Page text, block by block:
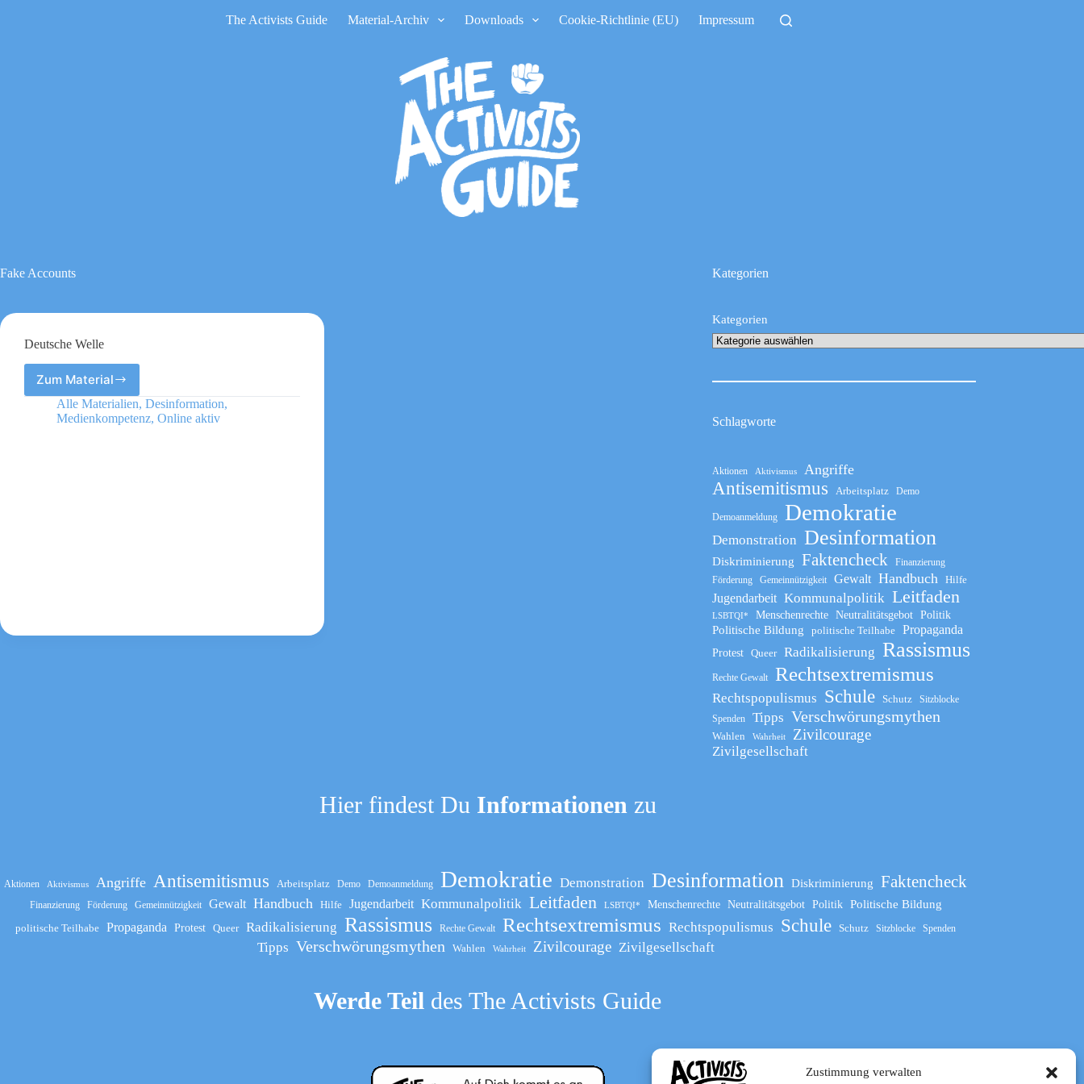
Zustimmung verwalten
The Activists Guide Material-Archiv Downloads Cookie-Richtlinie (EU) Impressum
Fake Accounts
Deutsche Welle
Zum Material
Deutsche
Welle
Alle Materialien, Desinformation,
Medienkompetenz, Online aktiv
Kategorien
Kategorien
Schlagworte
Aktionen Aktivismus Angriffe
Antisemitismus Arbeitsplatz Demo
Demoanmeldung Demokratie
Demonstration Desinformation
Diskriminierung Faktencheck
Finanzierung
Förderung
Gemeinnützigkeit Gewalt Handbuch Hilfe
Jugendarbeit Kommunalpolitik Leitfaden
LSBTQI* Menschenrechte Neutralitätsgebot Politik
Politische Bildung politische Teilhabe Propaganda
Protest Queer Radikalisierung Rassismus
Rechte Gewalt Rechtsextremismus
Rechtspopulismus Schule Schutz
Sitzblocke
Spenden
Tipps Verschwörungsmythen
Wahlen Wahrheit Zivilcourage
Zivilgesellschaft
Hier findest Du Informationen zu
Aktionen Aktivismus Angriffe Antisemitismus Arbeitsplatz Demo Demoanmeldung Demokratie Demonstration Desinformation Diskriminierung Faktencheck
Finanzierung Förderung Gemeinnützigkeit Gewalt Handbuch Hilfe Jugendarbeit Kommunalpolitik Leitfaden LSBTQI* Menschenrechte Neutralitätsgebot Politik Politische Bildung
politische Teilhabe Propaganda Protest Queer Radikalisierung Rassismus Rechte Gewalt Rechtsextremismus Rechtspopulismus Schule Schutz Sitzblocke Spenden
Tipps Verschwörungsmythen Wahlen Wahrheit Zivilcourage Zivilgesellschaft
Werde Teil des The Activists Guide